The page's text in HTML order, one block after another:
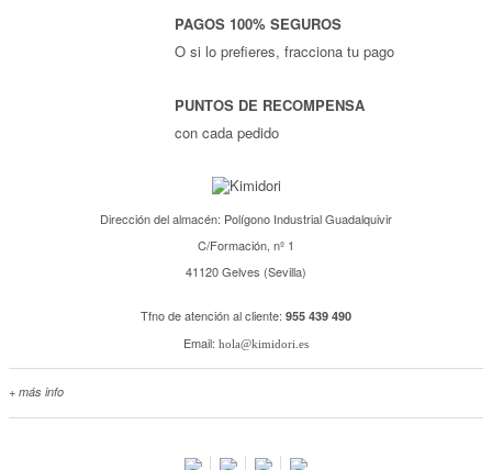
PAGOS 100% SEGUROS
O si lo prefieres, fracciona tu pago
PUNTOS DE RECOMPENSA
con cada pedido
Dirección del almacén: Polígono Industrial Guadalquivir
C/Formación, nº 1
41120 Gelves (Sevilla)
Tfno de atención al cliente: 955 439 490
Email: hola@kimidori.es
+ más info